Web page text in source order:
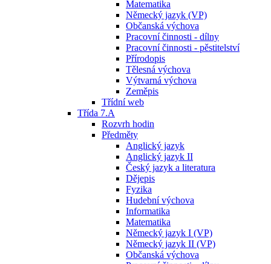
Matematika
Německý jazyk (VP)
Občanská výchova
Pracovní činnosti - dílny
Pracovní činnosti - pěstitelství
Přírodopis
Tělesná výchova
Výtvarná výchova
Zeměpis
Třídní web
Třída 7.A
Rozvrh hodin
Předměty
Anglický jazyk
Anglický jazyk II
Český jazyk a literatura
Dějepis
Fyzika
Hudební výchova
Informatika
Matematika
Německý jazyk I (VP)
Německý jazyk II (VP)
Občanská výchova